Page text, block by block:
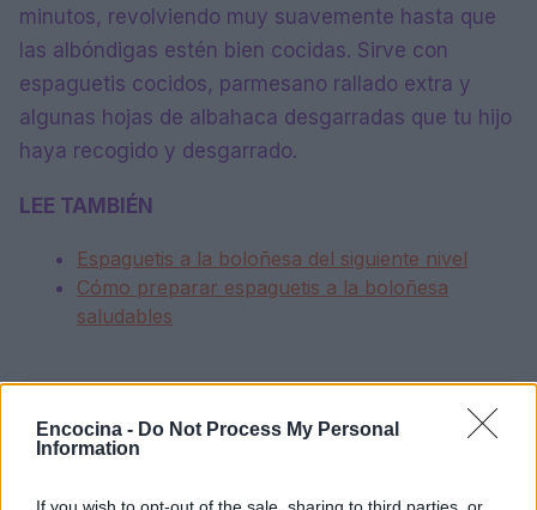
Encocina - Do Not Process My Personal
Information
If you wish to opt-out of the sale, sharing to third parties, or
minutos, revolviendo muy suavemente hasta que
las albóndigas estén bien cocidas. Sirve con
espaguetis cocidos, parmesano rallado extra y
algunas hojas de albahaca desgarradas que tu hijo
haya recogido y desgarrado.
LEE TAMBIÉN
Espaguetis a la boloñesa del siguiente nivel
Cómo preparar espaguetis a la boloñesa
saludables
Redacción En Cocina